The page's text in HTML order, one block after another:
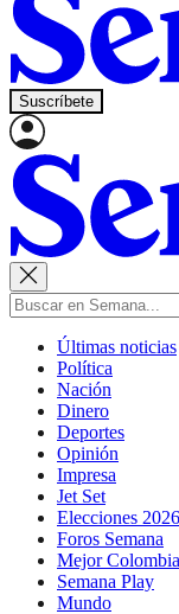
Suscríbete
Últimas noticias
Política
Nación
Dinero
Deportes
Opinión
Impresa
Jet Set
Elecciones 2026
Foros Semana
Mejor Colombia
Semana Play
Mundo